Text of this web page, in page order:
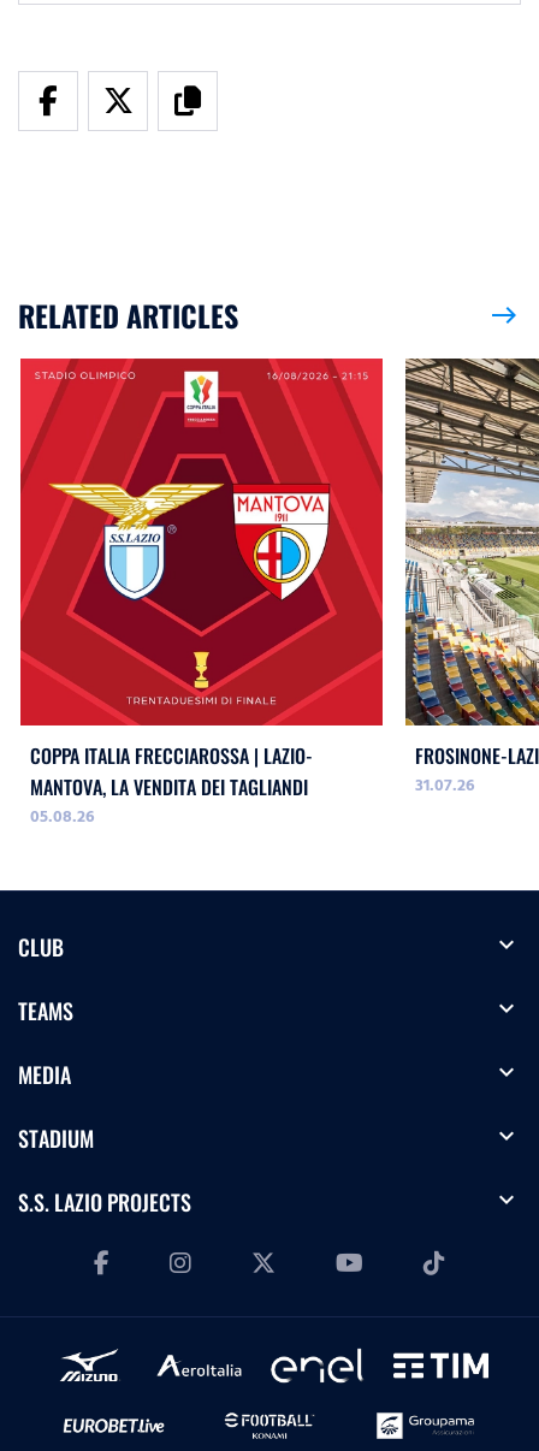
RELATED ARTICLES east
COPPA ITALIA FRECCIAROSSA | LAZIO-
MANTOVA, LA VENDITA DEI TAGLIANDI
05.08.26
FROSINONE-
31.07.26
CLUB expand_more
TEAMS expand_more
MEDIA expand_more
STADIUM expand_more
S.S. LAZIO PROJECTS expand_more